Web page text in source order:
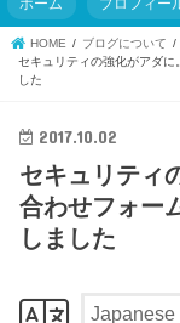
ホーム プロフィー
HOME
ブログについて
セキュリティの強化がアダに
した
2017.10.02
セキュリティ
合わせフォー
しました